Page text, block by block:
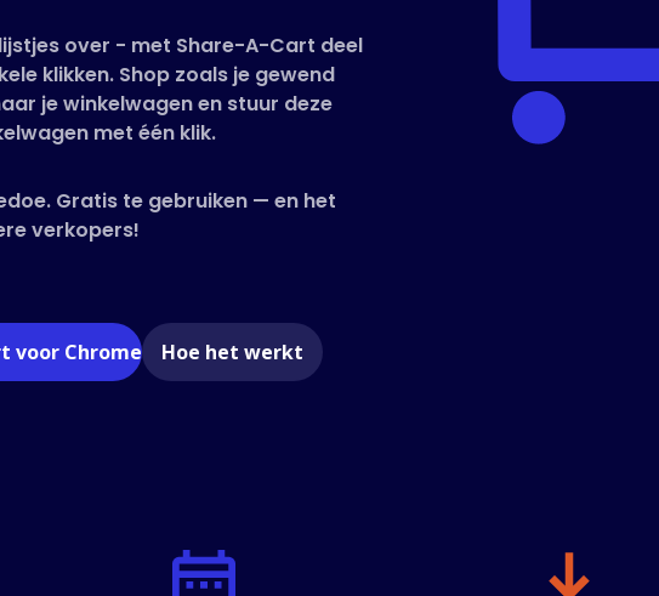
over - met Share-A-Cart deel
klikken. Shop zoals je gewend
je winkelwagen en stuur deze
met één klik.
Gratis te gebruiken — en het
verkopers!
voor Chrome Hoe het werkt